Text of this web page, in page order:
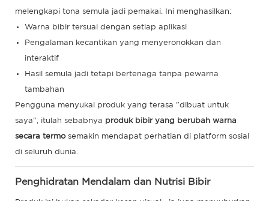
melengkapi tona semula jadi pemakai. Ini menghasilkan:
Warna bibir tersuai dengan setiap aplikasi
Pengalaman kecantikan yang menyeronokkan dan
interaktif
Hasil semula jadi tetapi bertenaga tanpa pewarna
tambahan
Pengguna menyukai produk yang terasa "dibuat untuk
saya", itulah sebabnya produk bibir yang berubah warna
secara termosemakin mendapat perhatian di platform sosial
di seluruh dunia.
Penghidratan Mendalam dan Nutrisi Bibir